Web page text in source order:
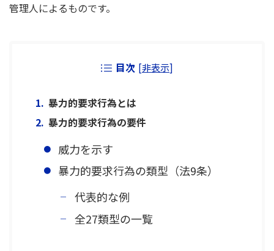
管理人によるものです。
目次 [非表示]
暴力的要求行為とは
暴力的要求行為の要件
威力を示す
暴力的要求行為の類型（法9条）
代表的な例
全27類型の一覧